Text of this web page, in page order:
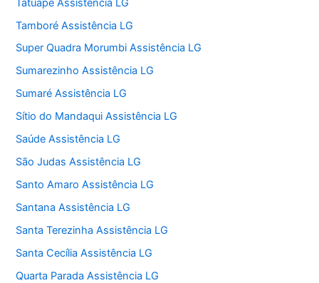
Tamboré Assistência LG
Super Quadra Morumbi Assistência LG
Sumarezinho Assistência LG
Sumaré Assistência LG
Sítio do Mandaqui Assistência LG
Saúde Assistência LG
São Judas Assistência LG
Santo Amaro Assistência LG
Santana Assistência LG
Santa Terezinha Assistência LG
Santa Cecília Assistência LG
Quarta Parada Assistência LG